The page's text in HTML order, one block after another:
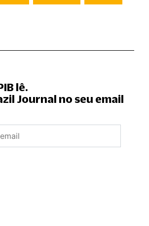
lê.
Journal no seu email